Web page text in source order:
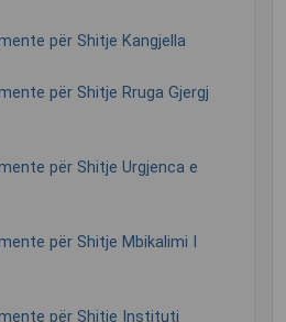
për Shitje Kangjella
për Shitje Rruga Gjergj
për Shitje Urgjenca e
për Shitje Mbikalimi I
për Shitje Instituti